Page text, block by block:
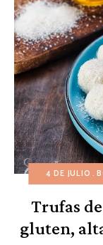
4 DE JULIO
Trufas
gluten,